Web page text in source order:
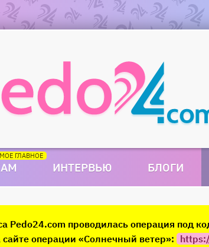
ИНТЕРВЬЮ БЛОГИ
Pedo24.com проводилась операция под
операции «Солнечный ветер»: